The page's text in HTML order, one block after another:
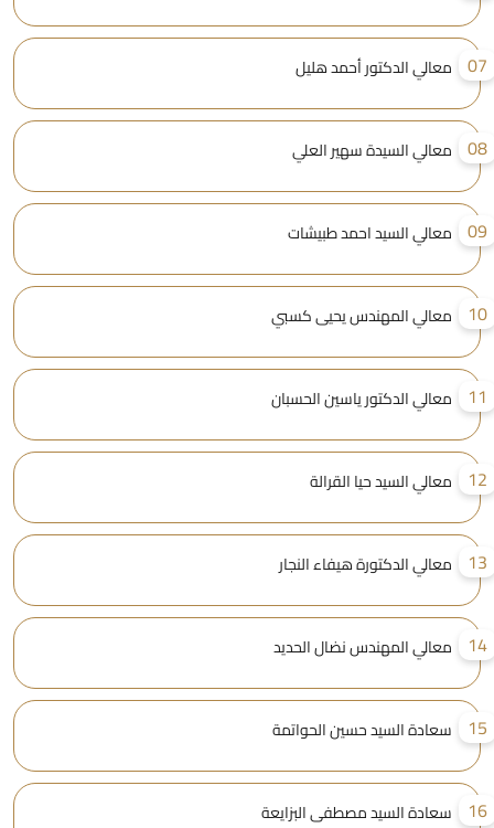
معالي الدكتور أحمد هليل
معالي السيدة سهير العلي
معالي السيد احمد طبيشات
معالي المهندس يحيى كسبي
معالي الدكتور ياسين الحسبان
معالي السيد حيا القرالة
معالي الدكتورة هيفاء النجار
معالي المهندس نضال الحديد
سعادة السيد حسين الحواتمة
سعادة السيد مصطفى البزايعة